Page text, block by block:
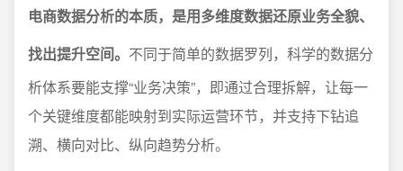
电商数据分析的本质，是用多维度数据还原业务全貌、
找出提升空间。 不同于简单的数据罗列，科学的数据分
析体系要能支撑“业务决策”，即通过合理拆解，让每一
个关键维度都能映射到实际运营环节，并支持下钻追
溯、横向对比、纵向趋势分析。